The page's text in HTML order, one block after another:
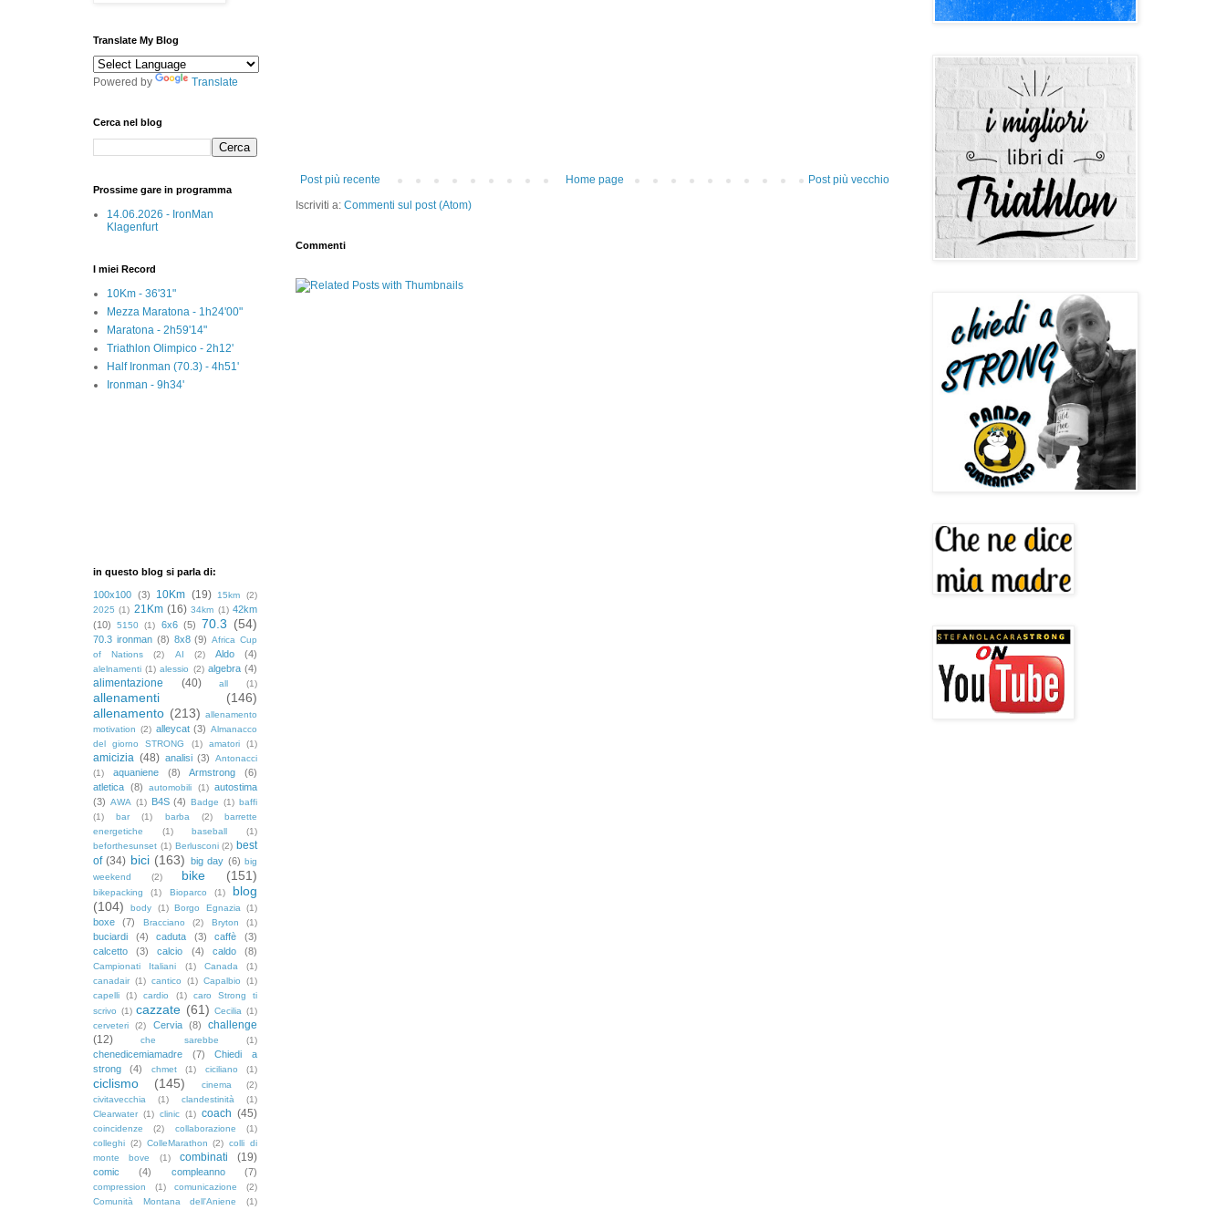
Post più recente Post più vecchio
Home page
Iscriviti a: Commenti sul post (Atom)
Commenti
Translate My Blog
Powered by Translate
Cerca nel blog
Prossime gare in programma
14.06.2026 - IronMan
Klagenfurt
I miei Record
10Km - 36'31"
Mezza Maratona - 1h24'00"
Maratona - 2h59'14"
Triathlon Olimpico - 2h12'
Half Ironman (70.3) - 4h51'
Ironman - 9h34'
in questo blog si parla di:
100x100 (3) 10Km (19) 15km
(2)
2025 (1) 21Km (16) 34km (1) 42km
(10)
5150 (1) 6x6 (5) 70.3 (54)
70.3 ironman (8) 8x8 (9) Africa Cup
of Nations
(2) AI (2) Aldo (4)
alelnamenti (1) alessio (2) algebra (4)
alimentazione (40) all (1)
allenamenti
(146)
allenamento (213) allenamento
motivation (2) alleycat (3) Almanacco
del giorno STRONG
(1) amatori (1)
amicizia (48) analisi (3)
Antonacci
(1)
aquaniene (8) Armstrong
(6)
atletica (8) automobili (1) autostima
(3) AWA (1) B4S (4) Badge (1) baffi
(1)
bar (1) barba (2)
barrette
energetiche
(1) baseball
(1)
beforthesunset (1) Berlusconi (2) best
of (34) bici (163) big day (6) big
weekend
(2) bike (151)
bikepacking (1) Bioparco (1)
blog
(104)
body (1) Borgo Egnazia (1)
boxe (7) Bracciano (2) Bryton (1)
buciardi (4) caduta (3) caffè
(3)
calcetto
(3) calcio (4) caldo (8)
Campionati Italiani (1) Canada
(1)
canadair (1) cantico (1) Capalbio
(1)
capelli
(1) cardio (1)
caro Strong ti
scrivo (1) cazzate (61) Cecilia (1)
cerveteri
(2) Cervia (8)
challenge
(12)
che sarebbe (1)
chenedicemiamadre (7)
Chiedi a
strong
(4) chmet (1) ciciliano (1)
ciclismo (145) cinema
(2)
civitavecchia
(1) clandestinità
(1)
Clearwater (1) clinic (1) coach (45)
coincidenze (2) collaborazione
(1)
colleghi (2) ColleMarathon (2) colli di
monte bove
(1) combinati (19)
comic (4) compleanno (7)
compression (1) comunicazione
(2)
Comunità Montana dell'Aniene
(1)